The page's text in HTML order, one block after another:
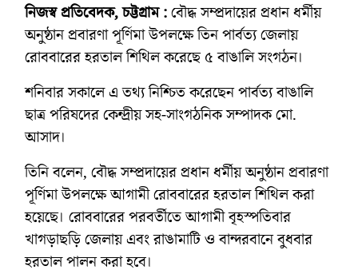
নিজস্ব প্রতিবেদক, চট্টগ্রাম :বৌদ্ধ সম্প্রদায়ের প্রধান ধর্মীয়
অনুষ্ঠান প্রবারণা পূর্ণিমা উপলক্ষে তিন পার্বত্য জেলায়
রোববারের হরতাল শিথিল করেছে ৫ বাঙালি সংগঠন।
শনিবার সকালে এ তথ্য নিশ্চিত করেছেন পার্বত্য বাঙালি
ছাত্র পরিষদের কেন্দ্রীয় সহ-সাংগঠনিক সম্পাদক মো.
আসাদ।
তিনি বলেন, বৌদ্ধ সম্প্রদায়ের প্রধান ধর্মীয় অনুষ্ঠান প্রবারণা
পূর্ণিমা উপলক্ষে আগামী রোববারের হরতাল শিথিল করা
হয়েছে। রোববারের পরবর্তীতে আগামী বৃহস্পতিবার
খাগড়াছড়ি জেলায় এবং রাঙামাটি ও বান্দরবানে বুধবার
হরতাল পালন করা হবে।